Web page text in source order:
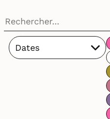
Dates